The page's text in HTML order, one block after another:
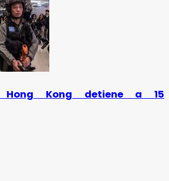
Kong detiene a 15